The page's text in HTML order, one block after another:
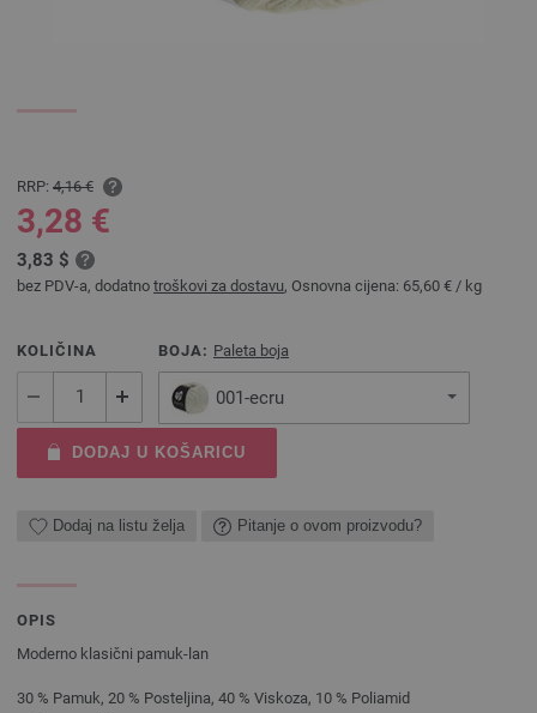
RRP: 4,16 €
3,28 €
3,83 $
bez PDV-a, dodatno troškovi za dostavu, Osnovna cijena: 65,60 € / kg
KOLIČINA BOJA: Paleta boja
001-ecru
DODAJ U KOŠARICU
Dodaj na listu želja Pitanje o ovom proizvodu?
OPIS
Moderno klasični pamuk-lan
30 % Pamuk, 20 % Posteljina, 40 % Viskoza, 10 % Poliamid